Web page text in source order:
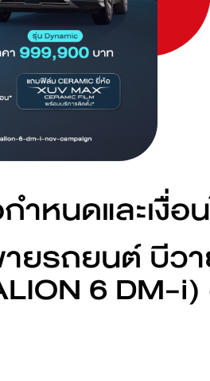
ดูเพิ่มเติม
BYD M6
ค้นหาสถ
ำหนดและเงื่อ
ยรถยนต์ บีว
6 DM-